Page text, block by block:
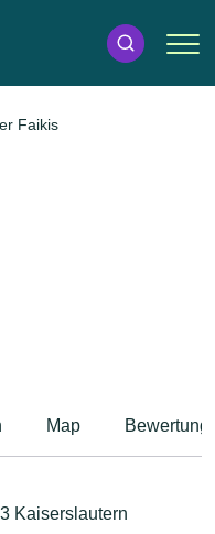
Faikis
Map
Kaiserslautern